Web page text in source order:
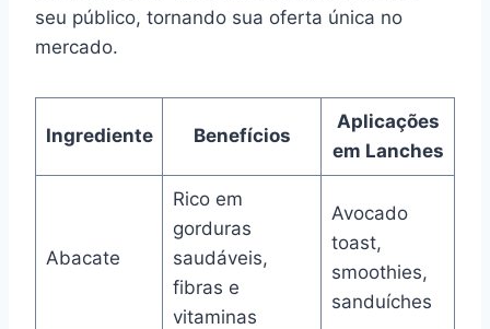
seu público, tornando sua oferta única no
mercado.
Ingrediente Benefícios
Aplicações
em Lanches
Abacate
Rico em
gorduras
saudáveis,
fibras e
vitaminas
Avocado
toast,
smoothies,
sanduíches